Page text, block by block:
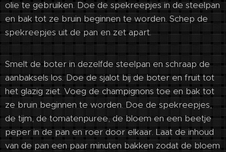
olie te gebruiken. Doe de spekreepjes in de steelpan
en bak tot ze bruin beginnen te worden. Schep de
spekreepjes uit de pan en zet apart.
Smelt de boter in dezelfde steelpan en schraap de
aanbaksels los. Doe de sjalot bij de boter en fruit tot
het glazig ziet. Voeg de champignons toe en bak tot
ze bruin beginnen te worden. Doe de spekreepjes,
de tijm, de tomatenpuree, de bloem en een beetje
peper in de pan en roer door elkaar. Laat de inhoud
van de pan een paar minuten bakken zodat de bloem